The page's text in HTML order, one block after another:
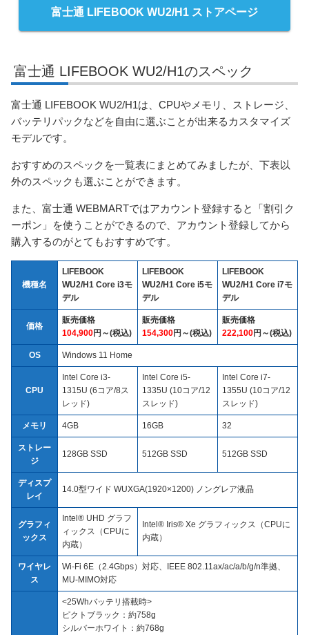
富士通 LIFEBOOK WU2/H1 ストアページ
富士通 LIFEBOOK WU2/H1のスペック
富士通 LIFEBOOK WU2/H1は、CPUやメモリ、ストレージ、
バッテリパックなどを自由に選ぶことが出来るカスタマイズ
モデルです。
おすすめのスペックを一覧表にまとめてみましたが、下表以
外のスペックも選ぶことができます。
また、富士通 WEBMARTではアカウント登録すると「割引ク
ーポン」を使うことができるので、アカウント登録してから
購入するのがとてもおすすめです。
機種名
LIFEBOOK
WU2/H1 Core i3モ
デル
LIFEBOOK
WU2/H1 Core i5モ
デル
LIFEBOOK
WU2/H1 Core i7モ
デル
価格
販売価格
104,900円～(税込)
販売価格
154,300円～(税込)
販売価格
222,100円～(税込)
OS Windows 11 Home
CPU
Intel Core i3-
1315U (6コア/8ス
レッド)
Intel Core i5-
1335U (10コア/12
スレッド)
Intel Core i7-
1355U (10コア/12
スレッド)
メモリ 4GB 16GB 32
ストレー
ジ
128GB SSD 512GB SSD 512GB SSD
ディスプ
レイ
14.0型ワイド WUXGA(1920×1200) ノングレア液晶
グラフィ
ックス
Intel® UHD グラフ
ィックス（CPUに
内蔵）
Intel® Iris® Xe グラフィックス（CPUに
内蔵）
ワイヤレ
ス
Wi-Fi 6E（2.4Gbps）対応、IEEE 802.11ax/ac/a/b/g/n準拠、
MU-MIMO対応
<25Whバッテリ搭載時>
ピクトブラック：約758g
シルバーホワイト：約768g